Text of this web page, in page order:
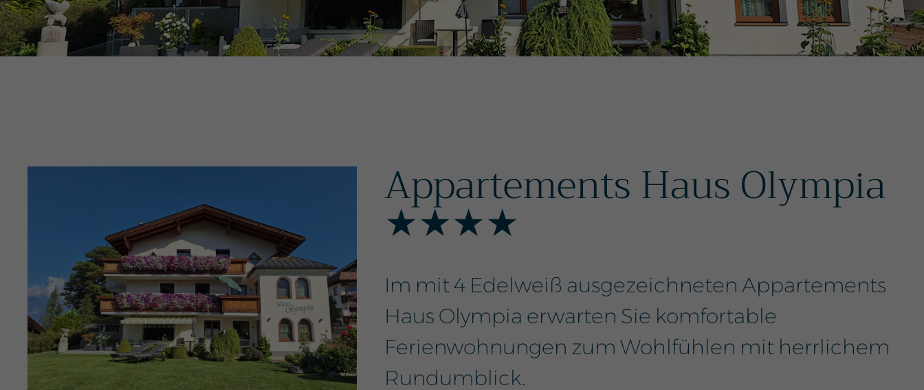
Appartements Haus Olympia
★★★★
Im mit 4 Edelweiß ausgezeichneten Appartements
Haus Olympia erwarten Sie komfortable
Ferienwohnungen zum Wohlfühlen mit herrlichem
Rundumblick.